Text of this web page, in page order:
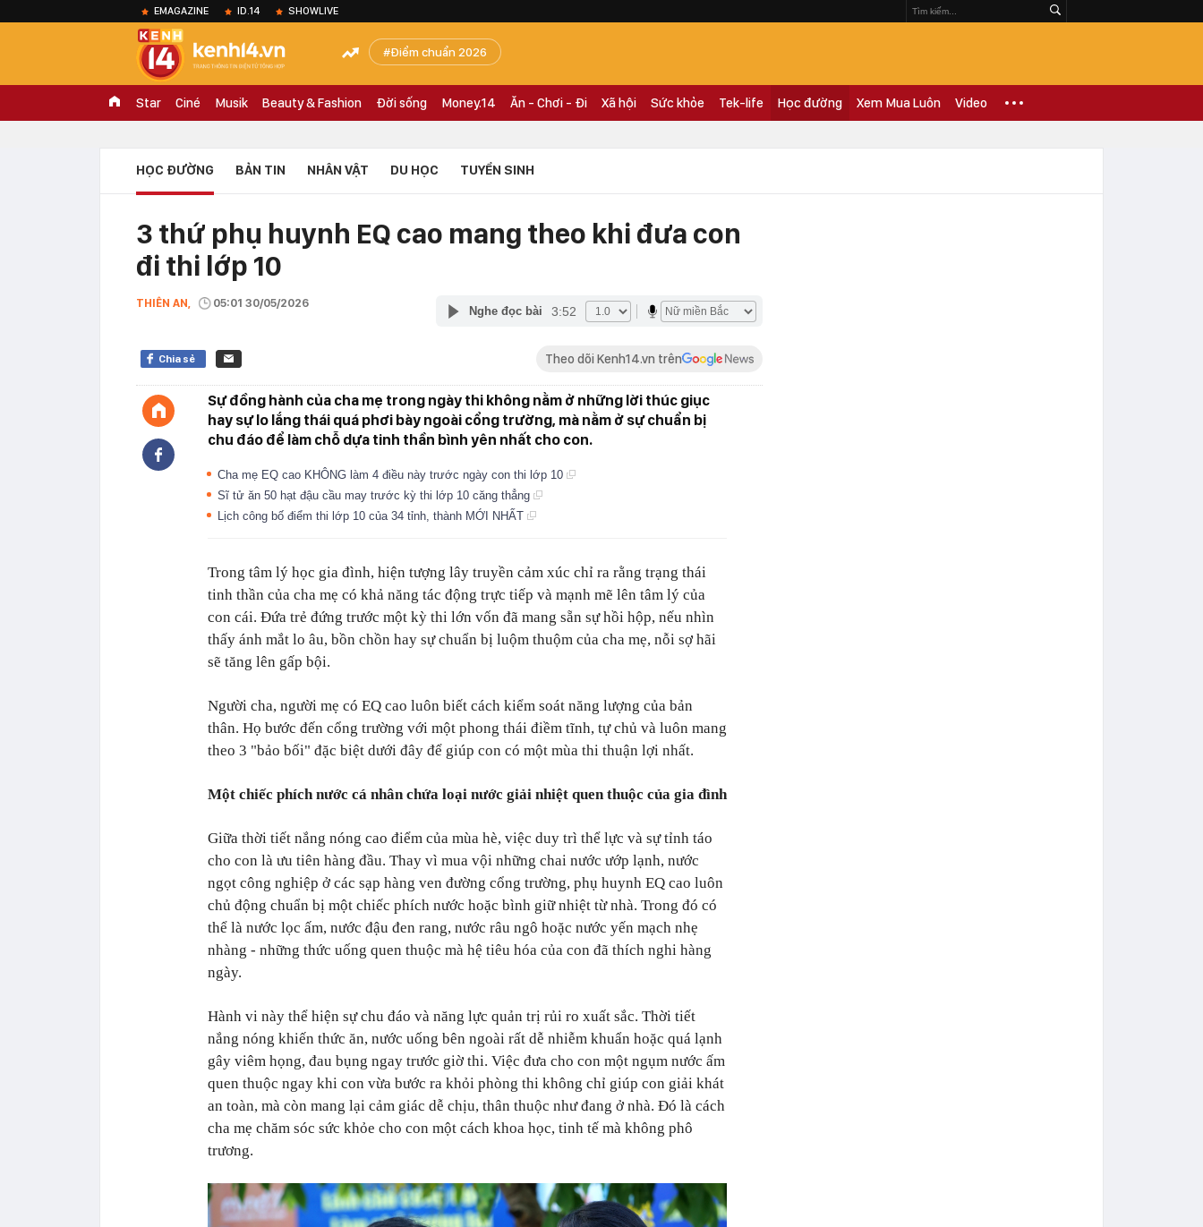
EMAGAZINE ID.14 SHOWLIVE
Điểm chuẩn 2026
Star Ciné Musik Beauty & Fashion Đời sống Money.14 Ăn - Chơi - Đi Xã hội Sức khỏe Tek-life Học đường Xem Mua Luôn Video
HỌC ĐƯỜNG BẢN TIN NHÂN VẬT DU HỌC TUYỂN SINH
3 thứ phụ huynh EQ cao mang theo khi đưa con
đi thi lớp 10
THIÊN AN, 05:01 30/05/2026
Nghe đọc bài 3:52
Chia sẻ Theo dõi Kenh14.vn trên
Sự đồng hành của cha mẹ trong ngày thi không nằm ở những lời thúc giục
hay sự lo lắng thái quá phơi bày ngoài cổng trường, mà nằm ở sự chuẩn bị
chu đáo để làm chỗ dựa tinh thần bình yên nhất cho con.
Cha mẹ EQ cao KHÔNG làm 4 điều này trước ngày con thi lớp 10
Sĩ tử ăn 50 hạt đậu cầu may trước kỳ thi lớp 10 căng thẳng
Lịch công bố điểm thi lớp 10 của 34 tỉnh, thành MỚI NHẤT
Trong tâm lý học gia đình, hiện tượng lây truyền cảm xúc chỉ ra rằng trạng thái
tinh thần của cha mẹ có khả năng tác động trực tiếp và mạnh mẽ lên tâm lý của
con cái. Đứa trẻ đứng trước một kỳ thi lớn vốn đã mang sẵn sự hồi hộp, nếu nhìn
thấy ánh mắt lo âu, bồn chồn hay sự chuẩn bị luộm thuộm của cha mẹ, nỗi sợ hãi
sẽ tăng lên gấp bội.
Người cha, người mẹ có EQ cao luôn biết cách kiểm soát năng lượng của bản
thân. Họ bước đến cổng trường với một phong thái điềm tĩnh, tự chủ và luôn mang
theo 3 "bảo bối" đặc biệt dưới đây để giúp con có một mùa thi thuận lợi nhất.
Một chiếc phích nước cá nhân chứa loại nước giải nhiệt quen thuộc của gia đình
Giữa thời tiết nắng nóng cao điểm của mùa hè, việc duy trì thể lực và sự tỉnh táo
cho con là ưu tiên hàng đầu. Thay vì mua vội những chai nước ướp lạnh, nước
ngọt công nghiệp ở các sạp hàng ven đường cổng trường, phụ huynh EQ cao luôn
chủ động chuẩn bị một chiếc phích nước hoặc bình giữ nhiệt từ nhà. Trong đó có
thể là nước lọc ấm, nước đậu đen rang, nước râu ngô hoặc nước yến mạch nhẹ
nhàng - những thức uống quen thuộc mà hệ tiêu hóa của con đã thích nghi hàng
ngày.
Hành vi này thể hiện sự chu đáo và năng lực quản trị rủi ro xuất sắc. Thời tiết
nắng nóng khiến thức ăn, nước uống bên ngoài rất dễ nhiễm khuẩn hoặc quá lạnh
gây viêm họng, đau bụng ngay trước giờ thi. Việc đưa cho con một ngụm nước ấm
quen thuộc ngay khi con vừa bước ra khỏi phòng thi không chỉ giúp con giải khát
an toàn, mà còn mang lại cảm giác dễ chịu, thân thuộc như đang ở nhà. Đó là cách
cha mẹ chăm sóc sức khỏe cho con một cách khoa học, tinh tế mà không phô
trương.